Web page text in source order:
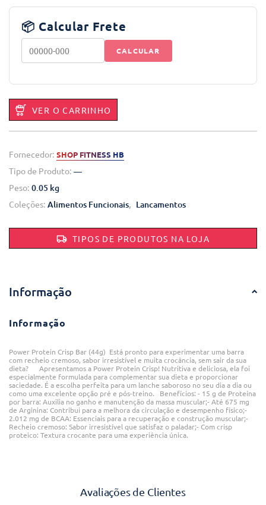
📦 Calcular Frete
CALCULAR
VER O CARRINHO
Fornecedor: SHOP FITNESS HB
Tipo de Produto: —
Peso: 0.05 kg
Coleções: Alimentos Funcionais, Lancamentos
TIPOS DE PRODUTOS NA LOJA
Informação
Informação
Power Protein Crisp Bar (44g) Está pronto para experimentar uma barra
com recheio cremoso, sabor irresistível e muita crocância, sem sair da sua
dieta? Apresentamos a Power Protein Crisp! Nutritiva e deliciosa, ela foi
especialmente formulada para complementar sua dieta e proporcionar
saciedade. É a escolha perfeita para um lanche saboroso no seu dia a dia ou
como uma excelente opção pré e pós-treino. Benefícios: - 15 g de Proteína
por barra: Auxilia no ganho e manutenção da massa muscular;- Até 675 mg
de Arginina: Contribui para a melhora da circulação e desempenho físico;-
2.012 mg de BCAA: Essenciais para a recuperação e construção muscular;-
Recheio cremoso: Sabor irresistível que satisfaz o paladar;- Com crisp
proteico: Textura crocante para uma experiência única.
Avaliações de Clientes